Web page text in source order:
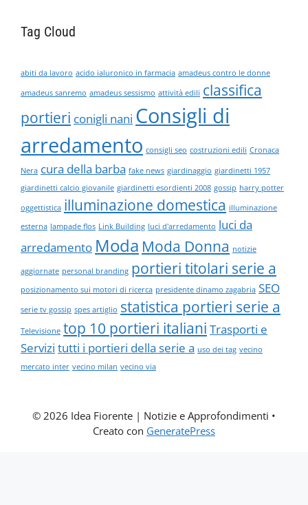
Tag Cloud
abiti da lavoro acido ialuronico in farmacia amadeus contro le donne
amadeus sanremo amadeus sessismo attività edili classifica
portieri conigli nani Consigli di
arredamento consigli seo costruzioni edili Cronaca
Nera cura della barba fake news giardinaggio giardinetti 1957
giardinetti calcio giovanile giardinetti esordienti 2008 gossip harry potter
oggettistica illuminazione domestica illuminazione
esterna lampade flos Link Building luci d'arredamento luci da
arredamento Moda Moda Donna notizie
aggiornate personal branding portieri titolari serie a
posizionamento sui motori di ricerca presidente dinamo zagabria SEO
serie tv gossip spes artiglio statistica portieri serie a
Televisione top 10 portieri italiani Trasporti e
Servizi tutti i portieri della serie a uso dei tag vecino
mercato inter vecino milan vecino via
© 2026 Idea Fiorente | Notizie e Approfondimenti •
Creato con GeneratePress